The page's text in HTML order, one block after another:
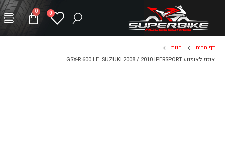
0
0
דף הבית
חנות
אגזוז לאופנוע GSX-R 600 I.E. SUZUKI 2008 / 2010 IPERSPORT